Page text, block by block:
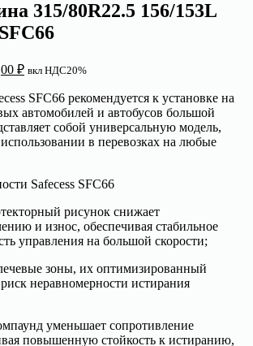
315/80R22.5 156/153L
₽Текущая
цена:
22
000,00 ₽.
вкл НДС20%
SFC66 рекомендуется к установке на
автомобилей и автобусов большой
собой универсальную модель,
в перевозках на любые
Safecess SFC66
рисунок снижает
и износ, обеспечивая стабильное
управления на большой скорости;
зоны, их оптимизированный
неравномерности истирания
уменьшает сопротивление
повышенную стойкость к истиранию,